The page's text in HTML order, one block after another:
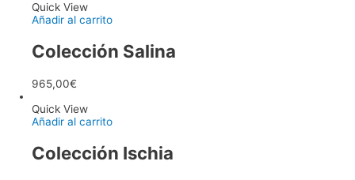
Quick View
Añadir al carrito
Colección Salina
965,00€
Quick View
Añadir al carrito
Colección Ischia